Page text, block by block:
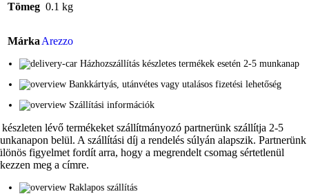
Tömeg 0.1 kg
MárkaArezzo
Házhozszállítás készletes termékek esetén 2-5 munkanap
Bankkártyás, utánvétes vagy utalásos fizetési lehetőség
Szállítási információk
lévő termékeket szállítmányozó partnerünk szállítja 2-5
belül. A szállítási díj a rendelés súlyán alapszik. Partnerünk
figyelmet fordít arra, hogy a megrendelt csomag sértetlenül
meg a címre.
Raklapos szállítás